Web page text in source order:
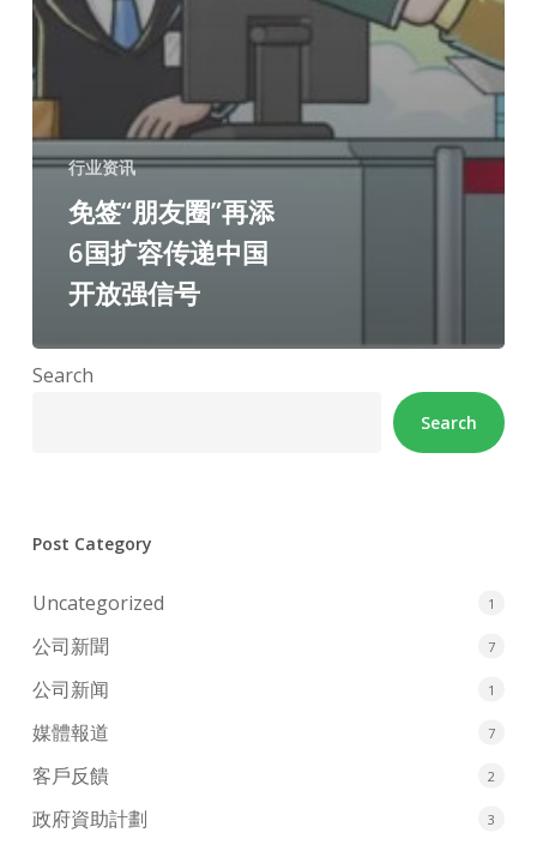
行业资讯
免签“朋友圈”再添
6国扩容传递中国
开放强信号
Search
Search
Post Category
Uncategorized 1
公司新聞 7
公司新闻 1
媒體報道 7
客戶反饋 2
政府資助計劃 3